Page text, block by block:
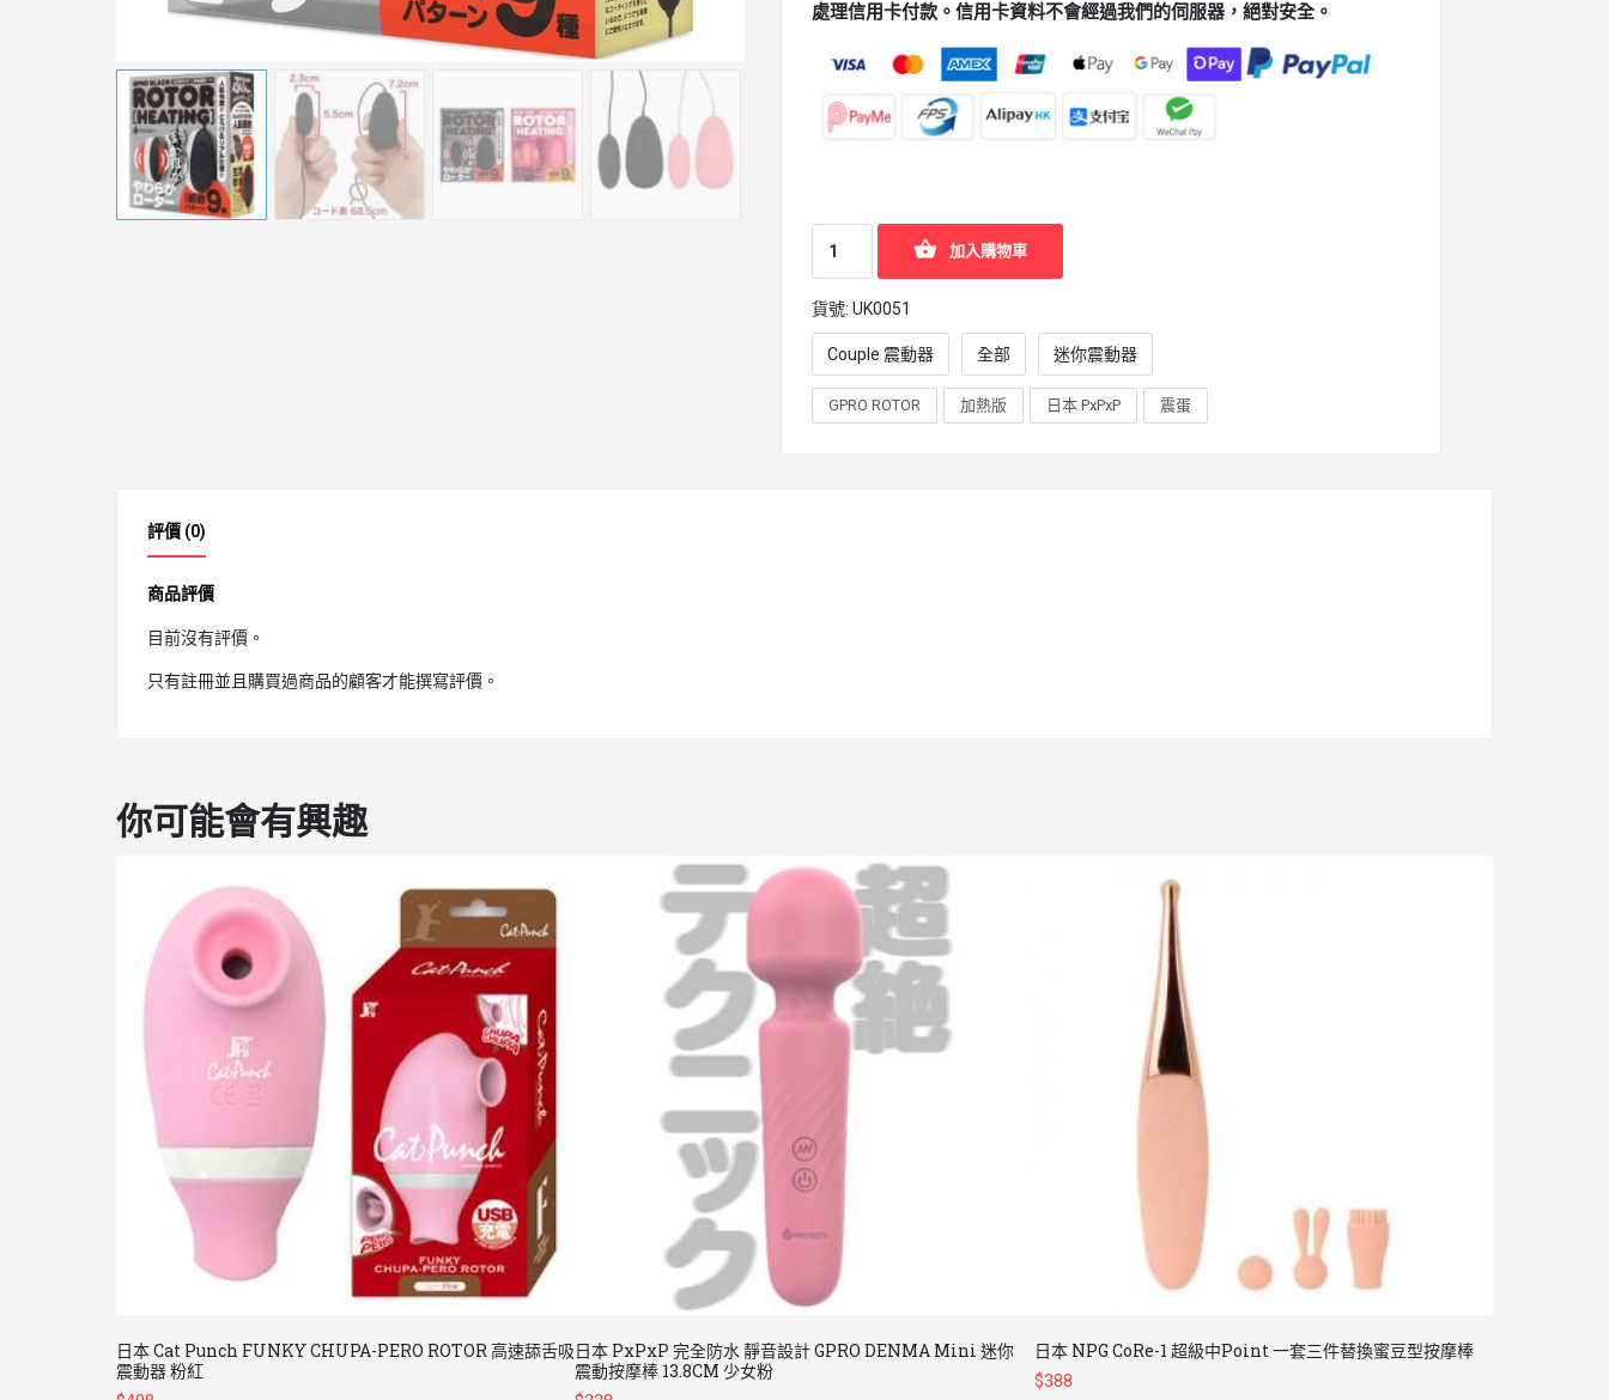
處理信用卡付款。信用卡資料不會經過我們的伺服器，絕對安全。
加入購物車
貨號: UK0051
Couple 震動器 全部 迷你震動器
GPRO ROTOR 加熱版 日本 PxPxP 震蛋
評價 (0)
商品評價
目前沒有評價。
只有註冊並且購買過商品的顧客才能撰寫評價。
你可能會有興趣
日本 Cat Punch FUNKY CHUPA-PERO ROTOR 高速舔舌吸
震動器 粉紅
日本 PxPxP 完全防水 靜音設計 GPRO DENMA Mini 迷你
震動按摩棒 13.8CM 少女粉
日本 NPG CoRe-1 超級中Point 一套三件替換蜜豆型按摩棒
$388